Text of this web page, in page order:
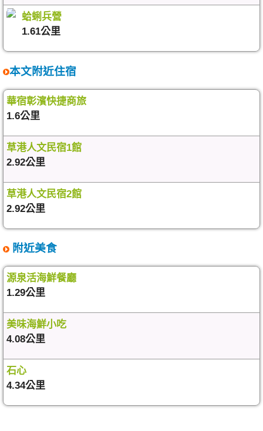
蛤蜊兵營
1.61公里
本文附近住宿
華宿彰濱快捷商旅
1.6公里
草港人文民宿1館
2.92公里
草港人文民宿2館
2.92公里
附近美食
源泉活海鮮餐廳
1.29公里
美味海鮮小吃
4.08公里
石心
4.34公里